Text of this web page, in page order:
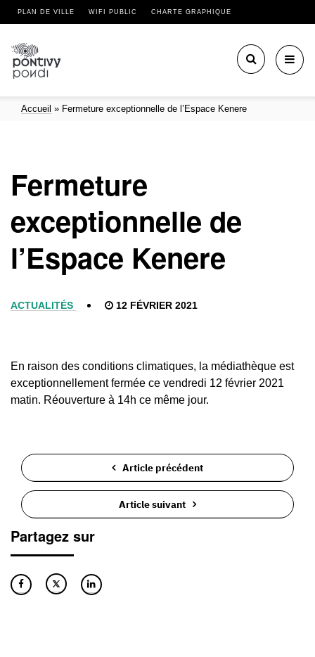
PLAN DE VILLE WIFI PUBLIC CHARTE GRAPHIQUE
Accueil » Fermeture exceptionnelle de l’Espace Kenere
Fermeture
exceptionnelle de
l’Espace Kenere
ACTUALITÉS 12 FÉVRIER 2021
En raison des conditions climatiques, la médiathèque est
exceptionnellement fermée ce vendredi 12 février 2021
matin. Réouverture à 14h ce même jour.
Article précédent
Article suivant
Partagez sur